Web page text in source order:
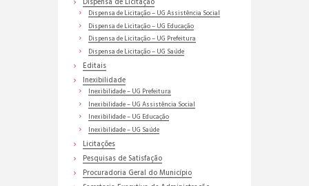
Dispensa de Licitação – UG Assistência Social
Dispensa de Licitação – UG Educação
Dispensa de Licitação – UG Prefeitura
Dispensa de Licitação – UG Saúde
Editais
Inexibilidade
Inexibilidade – UG Prefeitura
Inexibilidade – UG Assistência Social
Inexibilidade – UG Educação
Inexibilidade – UG Saúde
Licitações
Pesquisas de Satisfação
Procuradoria Geral do Município